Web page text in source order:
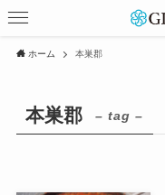
ホーム 本巣郡
本巣郡 – tag –